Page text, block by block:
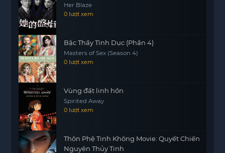
Her Blaze
0 lượt xem
Bậc Thầy Tình Dục (Phần 4)
Masters of Sex (Season 4)
0 lượt xem
Vùng đất linh hồn
Spirited Away
0 lượt xem
Thôn Phệ Tinh Không Movie: Quyết Chiến
Nguyên Thủy Tinh